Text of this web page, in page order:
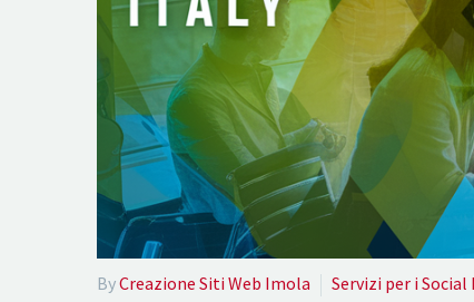
ByCreazione Siti Web Imola Servizi per i Social